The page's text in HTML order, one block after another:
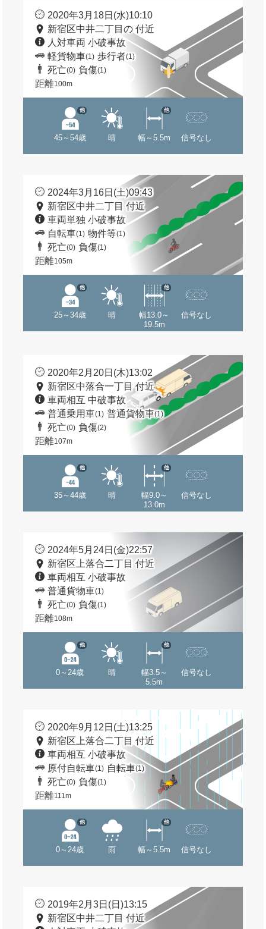
2020年3月18日(水)10:10
新宿区中井二丁目の 付近
人対車両 小破事故
軽貨物車(1) 歩行者(1)
死亡(0) 負傷(1)
距離100m
45～54歳
他
晴 幅～5.5m
他
信号なし
2024年3月16日(土)09:43
新宿区中井二丁目 付近
車両単独 小破事故
自転車(1) 物件等(1)
死亡(0) 負傷(1)
距離105m
25～34歳
他
晴
幅13.0～
19.5m
他
信号なし
2020年2月20日(木)13:02
新宿区中落合一丁目 付近
車両相互 中破事故
普通乗用車(1) 普通貨物車(1)
死亡(0) 負傷(2)
距離107m
35～44歳
他
晴
幅9.0～
13.0m
他
信号なし
2024年5月24日(金)22:57
新宿区上落合二丁目 付近
車両相互 小破事故
普通貨物車(1)
死亡(0) 負傷(1)
距離108m
0～24歳
他
晴
幅3.5～
5.5m
他
信号なし
2020年9月12日(土)13:25
新宿区上落合二丁目 付近
車両相互 小破事故
原付自転車(1) 自転車(1)
死亡(0) 負傷(1)
距離111m
0～24歳
他
雨 幅～5.5m
他
信号なし
2019年2月3日(日)13:15
新宿区中井二丁目 付近